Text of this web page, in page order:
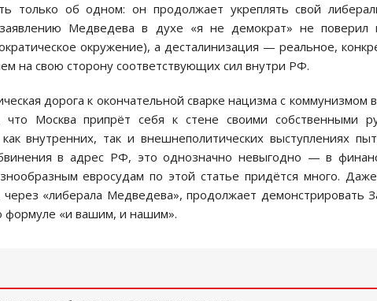
только об одном: он продолжает укреплять свой
Медведева в духе «я не демократ» не поверил
окружение), а десталинизация — реальное,
на свою сторону соответствующих сил внутри РФ.
дорога к окончательной сварке нацизма с коммунизмом
Москва припрёт себя к стене своими собственными
внутренних, так и внешнеполитических выступлениях
в адрес РФ, это однозначно невыгодно — в
евросудам по этой статье придётся много.
«либерала Медведева», продолжает демонстрировать
формуле «и вашим, и нашим».